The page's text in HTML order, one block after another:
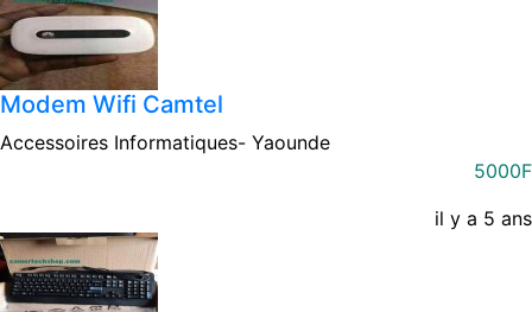
Modem Wifi Camtel
Accessoires Informatiques- Yaounde
5000F
il y a 5 ans